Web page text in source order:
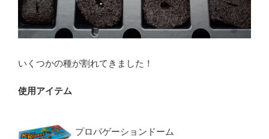
いくつかの種が割れてきました！
使用アイテム
プロパゲーションドーム